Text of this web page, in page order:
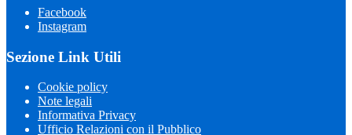
Facebook
Instagram
Sezione Link Utili
Cookie policy
Note legali
Informativa Privacy
Ufficio Relazioni con il Pubblico